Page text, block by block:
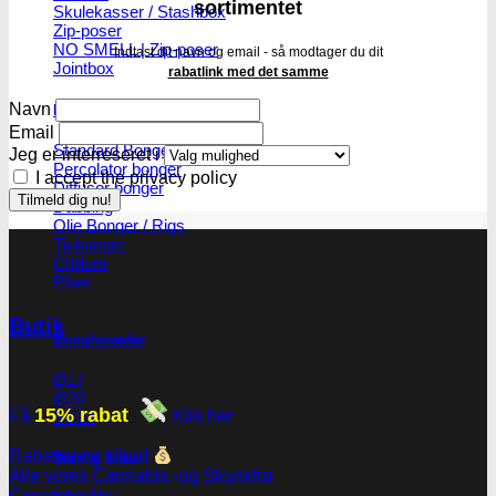
Skulekasser / Stashbox
Zip-poser
NO SMELL | Zip-poser
Jointbox
Standard Bonger
Percolator bonger
Diffusor bonger
Dabbing
Olie Bonger / Rigs
Tjubanger
Chillum
Piber
Bonghoveder
Ø17
Ø20
SG14
Sniff & Snus
sortimentet
Indtast dit navn og email - så modtager du dit
rabatlink med det samme
Navn
Email
Jeg er interreseret i
I accept the privacy policy
Butik
Få 15% rabat Klik her
Rabatter og tilbud
Alle vores Cannabis -og Skunkfrø